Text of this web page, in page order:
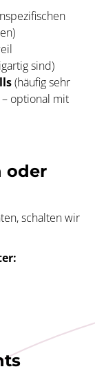
sind)
(häufig sehr
optional mit
oder
schalten wir